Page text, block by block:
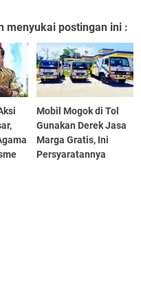
menyukai postingan ini :
Mobil Mogok di Tol
Gunakan Derek Jasa
Marga Gratis, Ini
Persyaratannya